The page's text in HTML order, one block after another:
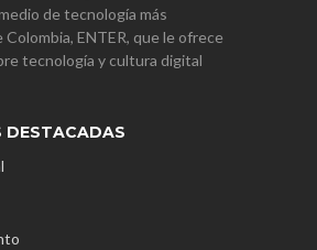
de tecnología más
ENTER, que le ofrece
tecnología y cultura digital
DESTACADAS